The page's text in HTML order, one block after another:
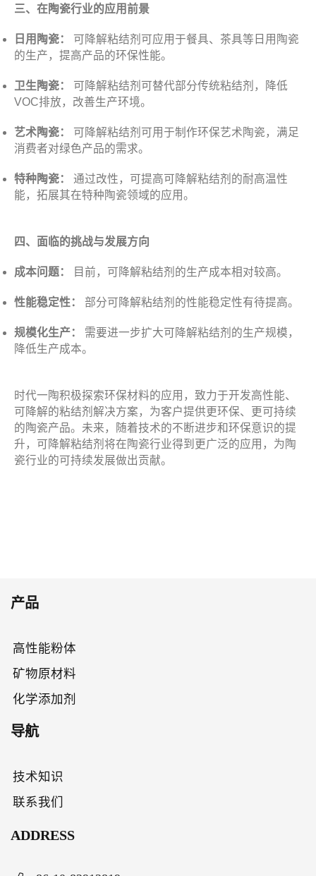
三、在陶瓷行业的应用前景
日用陶瓷：
可降解粘结剂可应用于餐具、茶具等日用陶瓷
的生产，提高产品的环保性能。
卫生陶瓷：
可降解粘结剂可替代部分传统粘结剂，降低
VOC排放，改善生产环境。
艺术陶瓷：
可降解粘结剂可用于制作环保艺术陶瓷，满足
消费者对绿色产品的需求。
特种陶瓷：
通过改性，可提高可降解粘结剂的耐高温性
能，拓展其在特种陶瓷领域的应用。
四、面临的挑战与发展方向
成本问题： 目前，可降解粘结剂的生产成本相对较高。
性能稳定性： 部分可降解粘结剂的性能稳定性有待提高。
规模化生产：
需要进一步扩大可降解粘结剂的生产规模，
降低生产成本。
时代一陶积极探索环保材料的应用，致力于开发高性能、
可降解的粘结剂解决方案，为客户提供更环保、更可持续
的陶瓷产品。未来，随着技术的不断进步和环保意识的提
升，可降解粘结剂将在陶瓷行业得到更广泛的应用，为陶
瓷行业的可持续发展做出贡献。
产品
高性能粉体
矿物原材料
化学添加剂
导航
技术知识
联系我们
ADDRESS